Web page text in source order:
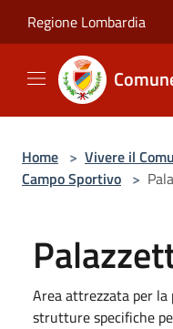
Regione Lombardia
Home > Vivere il
Campo Sportivo >
Area attrezzata per
strutture specifiche